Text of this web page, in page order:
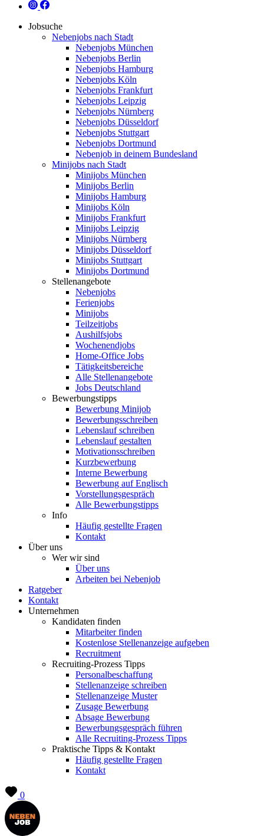
Jobsuche
Nebenjobs nach Stadt
Nebenjobs München
Nebenjobs Berlin
Nebenjobs Hamburg
Nebenjobs Köln
Nebenjobs Frankfurt
Nebenjobs Leipzig
Nebenjobs Nürnberg
Nebenjobs Düsseldorf
Nebenjobs Stuttgart
Nebenjobs Dortmund
Nebenjob in deinem Bundesland
Minijobs nach Stadt
Minijobs München
Minijobs Berlin
Minijobs Hamburg
Minijobs Köln
Minijobs Frankfurt
Minijobs Leipzig
Minijobs Nürnberg
Minijobs Düsseldorf
Minijobs Stuttgart
Minijobs Dortmund
Stellenangebote
Nebenjobs
Ferienjobs
Minijobs
Teilzeitjobs
Aushilfsjobs
Wochenendjobs
Home-Office Jobs
Tätigkeitsbereiche
Alle Stellenangebote
Jobs Deutschland
Bewerbungstipps
Bewerbung Minijob
Bewerbungsschreiben
Lebenslauf schreiben
Lebenslauf gestalten
Motivationsschreiben
Kurzbewerbung
Interne Bewerbung
Bewerbung auf Englisch
Vorstellungsgespräch
Alle Bewerbungstipps
Info
Häufig gestellte Fragen
Kontakt
Über uns
Wer wir sind
Über uns
Arbeiten bei Nebenjob
Ratgeber
Kontakt
Unternehmen
Kandidaten finden
Mitarbeiter finden
Kostenlose Stellenanzeige aufgeben
Recruitment
Recruiting-Prozess Tipps
Personalbeschaffung
Stellenanzeige schreiben
Stellenanzeige Muster
Zusage Bewerbung
Absage Bewerbung
Bewerbungsgespräch führen
Alle Recruiting-Prozess Tipps
Praktische Tipps & Kontakt
Häufig gestellte Fragen
Kontakt
0